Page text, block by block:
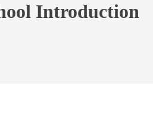
Introduction